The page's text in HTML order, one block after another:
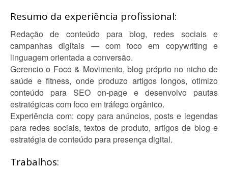
Resumo da experiência profissional:
Redação de conteúdo para blog, redes sociais e
campanhas digitais — com foco em copywriting e
linguagem orientada a conversão.
Gerencio o Foco & Movimento, blog próprio no nicho de
saúde e fitness, onde produzo artigos longos, otimizo
conteúdo para SEO on-page e desenvolvo pautas
estratégicas com foco em tráfego orgânico.
Experiência com: copy para anúncios, posts e legendas
para redes sociais, textos de produto, artigos de blog e
estratégia de conteúdo para presença digital.
Trabalhos: